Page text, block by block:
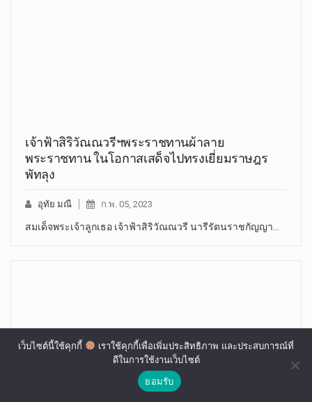
เจ้าฟ้าสิริวัณณวรีฯพระราชทานผ้าลาย
พระราชทาน ในโอกาสเสด็จไปทรงเยี่ยมราษฎร
พัทลุง
อุทัย มณี ก.พ. 05, 2023
สมเด็จพระเจ้าลูกเธอ เจ้าฟ้าสิริวัณณวรี นารีรัตนราชกัญญา…
เว็บไซต์นี้ใช้คุกกี้
เราใช้คุกกี้เพื่อเพิ่มประสิทธิภาพ และประสบการณ์ที่
ดีในการใช้งานเว็บไซต์
ยอมรับ